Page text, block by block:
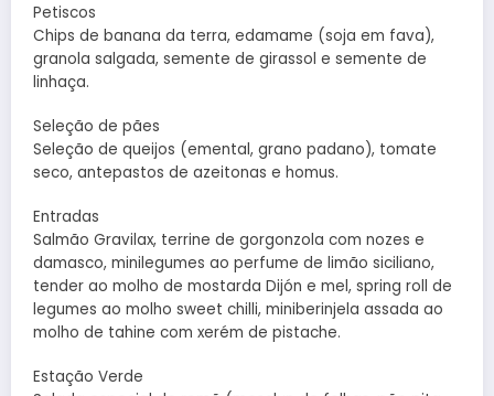
Petiscos
Chips de banana da terra, edamame (soja em fava),
granola salgada, semente de girassol e semente de
linhaça.
Seleção de pães
Seleção de queijos (emental, grano padano), tomate
seco, antepastos de azeitonas e homus.
Entradas
Salmão Gravilax, terrine de gorgonzola com nozes e
damasco, minilegumes ao perfume de limão siciliano,
tender ao molho de mostarda Dijón e mel, spring roll de
legumes ao molho sweet chilli, miniberinjela assada ao
molho de tahine com xerém de pistache.
Estação Verde